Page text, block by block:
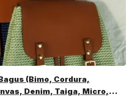
nilai tambah tersendiri.
itu, tidak heran bila harga
Untuk hand bag misalnya,
(Bimo, Cordura,
Denim, Taiga, Micro,